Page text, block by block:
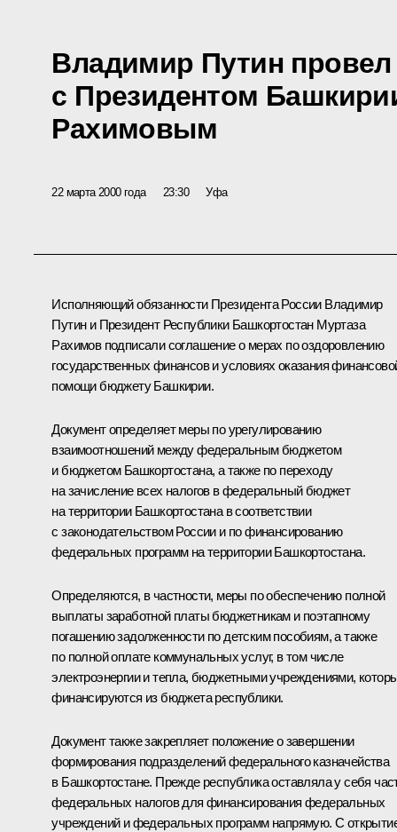
Владимир Путин провел
с Президентом
Рахимовым
22 марта 2000 года 23:30 Уфа
Исполняющий обязанности Президента России Владимир
Путин и Президент Республики Башкортостан Муртаза
Рахимов подписали соглашение о мерах по оздоровлению
государственных финансов и условиях оказания
помощи бюджету Башкирии.
Документ определяет меры по урегулированию
взаимоотношений между федеральным бюджетом
и бюджетом Башкортостана, а также по переходу
на зачисление всех налогов в федеральный бюджет
на территории Башкортостана в соответствии
с законодательством России и по финансированию
федеральных программ на территории Башкортостана.
Определяются, в частности, меры по обеспечению полной
выплаты заработной платы бюджетникам и поэтапному
погашению задолженности по детским пособиям, а также
по полной оплате коммунальных услуг, в том числе
электроэнергии и тепла, бюджетными учреждениями,
финансируются из бюджета республики.
Документ также закрепляет положение о завершении
формирования подразделений федерального казначейства
в Башкортостане. Прежде республика оставляла у себя
федеральных налогов для финансирования федеральных
учреждений и федеральных программ напрямую. С